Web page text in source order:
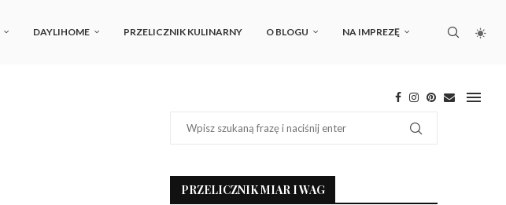
DAYLIHOME PRZELICZNIK KULINARNY O BLOGU NA IMPREZĘ
PRZELICZNIK MIAR I WAG